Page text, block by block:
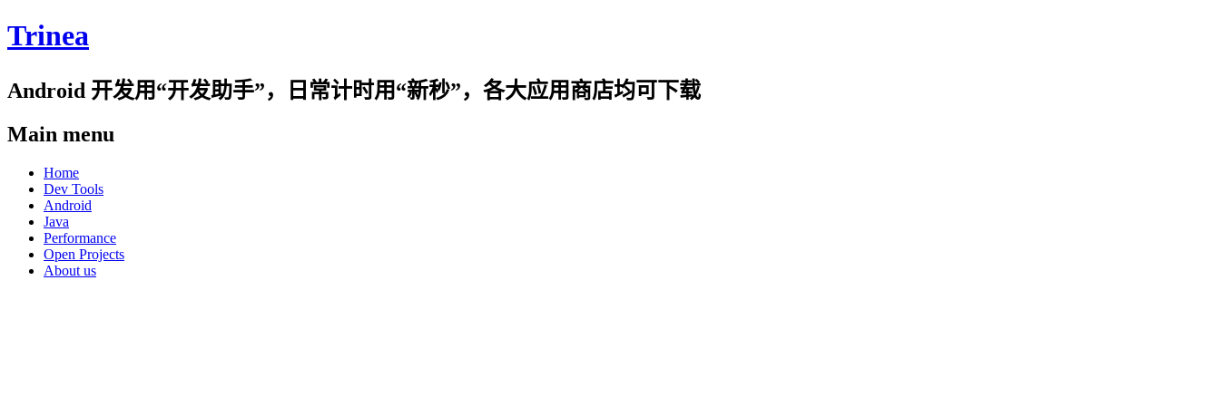
Trinea
Android 开发用“开发助手”，日常计时用“新秒”，各大应用商店均可下载
Main menu
Skip
content
Home
Dev Tools
Android
Java
Performance
Open Projects
About us